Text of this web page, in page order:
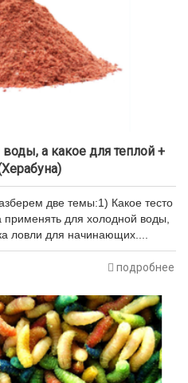
а какое для теплой +
две темы:1) Какое тесто
для холодной воды,
ловли для начинающих....
подробнее